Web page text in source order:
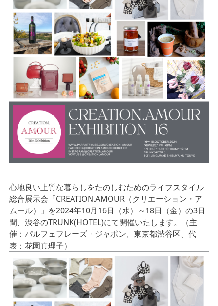
心地良い上質な暮らしをたのしむためのライフスタイル
総合展示会「CREATION.AMOUR（クリエーション・ア
ムール）」を2024年10月16日（水）～18日（金）の3日
間、渋谷のTRUNK(HOTEL)にて開催いたします。（主
催：パルフェフレーズ・ジャポン、東京都渋谷区、代
表：花園真理子）